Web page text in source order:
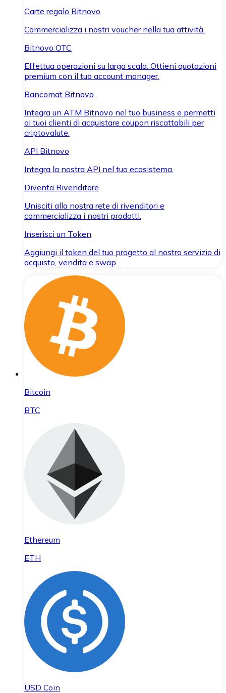
Carte regalo Bitnovo
Commercializza i nostri voucher nella tua attività.
Bitnovo OTC
Effettua operazioni su larga scala. Ottieni quotazioni
premium con il tuo account manager.
Bancomat Bitnovo
Integra un ATM Bitnovo nel tuo business e permetti
ai tuoi clienti di acquistare coupon riscattabili per
criptovalute.
API Bitnovo
Integra la nostra API nel tuo ecosistema.
Diventa Rivenditore
Unisciti alla nostra rete di rivenditori e
commercializza i nostri prodotti.
Inserisci un Token
Aggiungi il token del tuo progetto al nostro servizio di
acquisto, vendita e swap.
Bitcoin
BTC
Ethereum
ETH
USD Coin